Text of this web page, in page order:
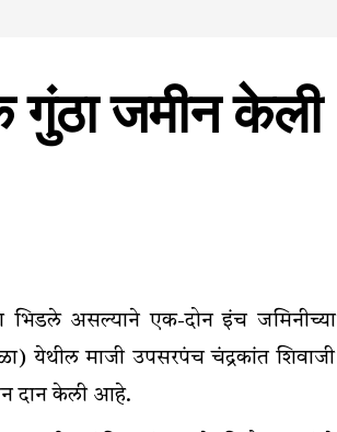
गुंठा जमीन केली
भिडले असल्याने एक-दोन इंच जमिनीच्या
येथील माजी उपसरपंच चंद्रकांत शिवाजी
दान केली आहे.